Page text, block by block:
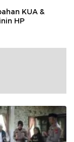
KUA &
HP